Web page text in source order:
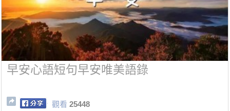
早安心語短句早安唯美語錄
觀看 25448